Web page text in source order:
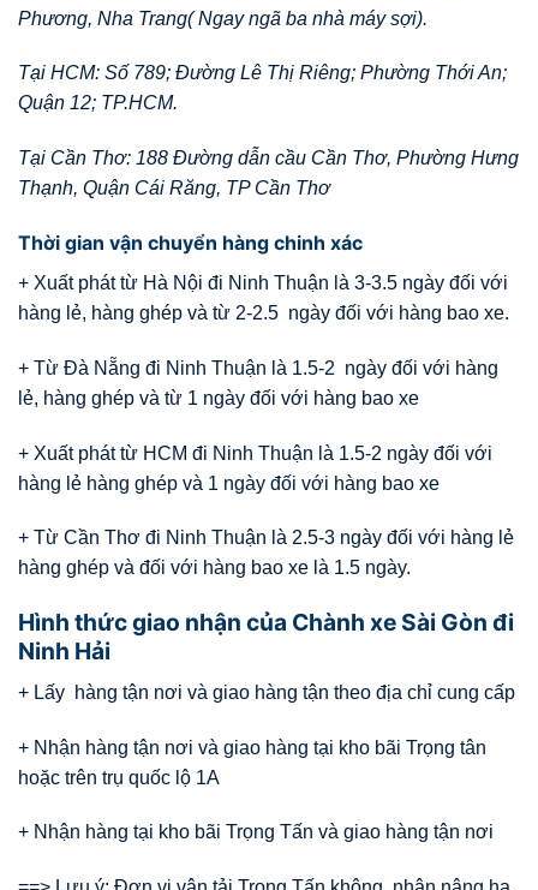
Phương, Nha Trang( Ngay ngã ba nhà máy sợi).
Tại HCM: Số 789; Đường Lê Thị Riêng; Phường Thới An;
Quận 12; TP.HCM.
Tại Cần Thơ: 188 Đường dẫn cầu Cần Thơ, Phường Hưng
Thạnh, Quận Cái Răng, TP Cần Thơ
Thời gian vận chuyển hàng chinh xác
+ Xuất phát từ Hà Nội đi Ninh Thuận là 3-3.5 ngày đối với
hàng lẻ, hàng ghép và từ 2-2.5 ngày đối với hàng bao xe.
+ Từ Đà Nẵng đi Ninh Thuận là 1.5-2 ngày đối với hàng
lẻ, hàng ghép và từ 1 ngày đối với hàng bao xe
+ Xuất phát từ HCM đi Ninh Thuận là 1.5-2 ngày đối với
hàng lẻ hàng ghép và 1 ngày đối với hàng bao xe
+ Từ Cần Thơ đi Ninh Thuận là 2.5-3 ngày đối với hàng lẻ
hàng ghép và đối với hàng bao xe là 1.5 ngày.
Hình thức giao nhận của Chành xe Sài Gòn đi
Ninh Hải
+ Lấy hàng tận nơi và giao hàng tận theo địa chỉ cung cấp
+ Nhận hàng tận nơi và giao hàng tại kho bãi Trọng tân
hoặc trên trụ quốc lộ 1A
+ Nhận hàng tại kho bãi Trọng Tấn và giao hàng tận nơi